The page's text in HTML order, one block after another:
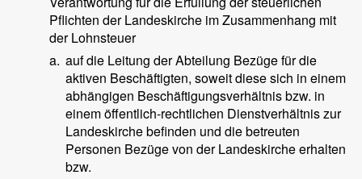
Pflichten der Landeskirche im Zusammenhang mit
der Lohnsteuer
a. auf die Leitung der Abteilung Bezüge für die
aktiven Beschäftigten, soweit diese sich in einem
abhängigen Beschäftigungsverhältnis bzw. in
einem öffentlich-rechtlichen Dienstverhältnis zur
Landeskirche befinden und die betreuten
Personen Bezüge von der Landeskirche erhalten
bzw.